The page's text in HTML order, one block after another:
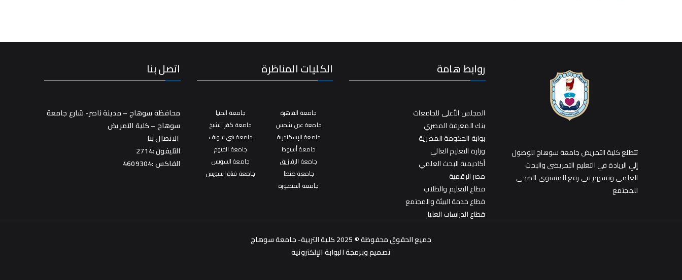
تتطلع كلية التمريض جامعة سوهاج للوصول
إلي الريادة في التعليم التمريضي والبحث
العلمي وتسهم في رفع المستوي الصحي
للمجتمع
روابط هامة
المجلس الأعلى للجامعات
بنك المعرفة المصري
بوابة الحكومة المصرية
وزارة التعليم العالي
أكاديمية البحث العلمي
مصر الرقمية
قطاع التعليم والطلاب
قطاع خدمة البيئة والمجتمع
قطاع الدراسات العليا
الكليات المناظرة
جامعة القاهرة
جامعة عين شمس
جامعة الإسكندرية
جامعة أسيوط
جامعة الزقازيق
جامعة طنطا
جامعة المنصورة
جامعة المنيا
جامعة كفر الشيخ
جامعة بني سويف
جامعة الفيوم
جامعة السويس
جامعة قناة السويس
اتصل بنا
محافظة سوهاج – مدينة ناصر- شارع جامعة
سوهاج – كلية التمريض
الاتصال بنا
التليفون :2714
الفاكس :4609304
جميع الحقوق محفوظة © 2025 كلية التربية- جامعة سوهاج
تصميم وبرمجةالبوابة الإلكترونية